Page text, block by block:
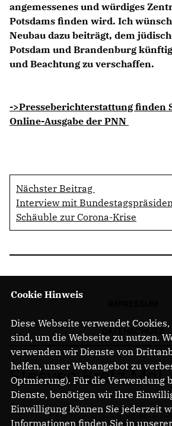
angemessenes und würdiges
Potsdams finden wird. Ich
Neubau dazu beiträgt, dem
Potsdam und Brandenburg
und Beachtung zu verschaffen.
->Presseberichterstattung finden
Online-Ausgabe der PNN
Nächster Beitrag
Interview mit
Schäuble zur Corona-Krise
Steeven Bretz MdL
Cookie Hinweis
Diese Webseite verwendet
sind, um die Webseite zu nutzen.
verwenden wir Dienste von
helfen, unser Webangebot zu
Optmierung). Für die Verwendung
Dienste, benötigen wir Ihre
Einwilligung können Sie jederzeit
Informationen finden Sie in unserer